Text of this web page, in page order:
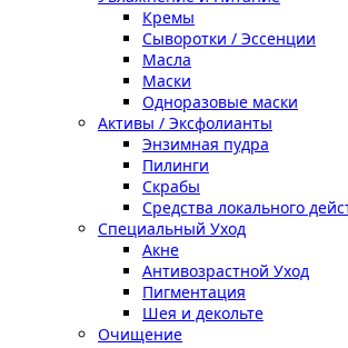
Кремы
Сыворотки / Эссенции
Масла
Маски
Одноразовые маски
Активы / Эксфолианты
Энзимная пудра
Пилинги
Скрабы
Средства локального
Специальный Уход
Акне
Антивозрастной Уход
Пигментация
Шея и декольте
Очищение